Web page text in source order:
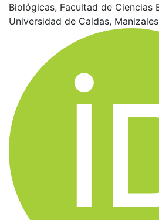
Biológicas, Facultad de Ciencias
Universidad de Caldas,